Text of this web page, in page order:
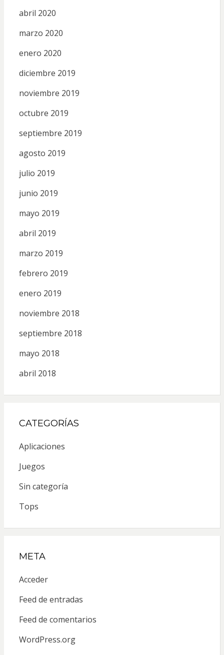
abril 2020
marzo 2020
enero 2020
diciembre 2019
noviembre 2019
octubre 2019
septiembre 2019
agosto 2019
julio 2019
junio 2019
mayo 2019
abril 2019
marzo 2019
febrero 2019
enero 2019
noviembre 2018
septiembre 2018
mayo 2018
abril 2018
CATEGORÍAS
Aplicaciones
Juegos
Sin categoría
Tops
META
Acceder
Feed de entradas
Feed de comentarios
WordPress.org